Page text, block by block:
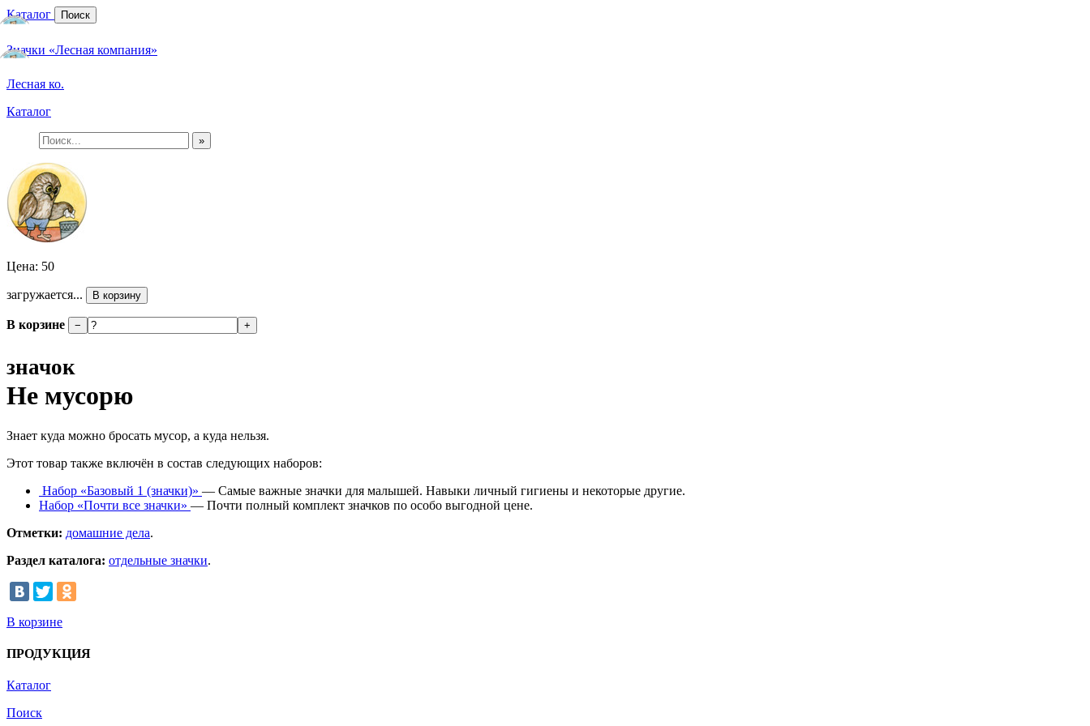
Каталог Поиск
Значки «Лесная компания»
Лесная ко.
Каталог
»
Цена: 50
загружается... В корзину
В корзине − +
значок
Не мусорю
Знает куда можно бросать мусор, а куда нельзя.
Этот товар также включён в состав следующих наборов:
Набор «Базовый 1 (значки)» — Самые важные значки для малышей. Навыки личный гигиены и некоторые другие.
Набор «Почти все значки» — Почти полный комплект значков по особо выгодной цене.
Отметки: домашние дела.
Раздел каталога: отдельные значки.
В корзине
ПРОДУКЦИЯ
Каталог
Поиск